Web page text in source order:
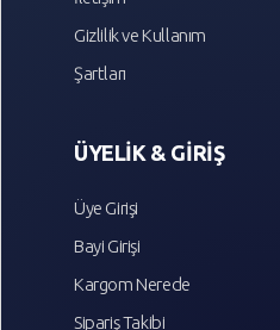
Gizlilik ve Kullanım
Şartları
ÜYELİK & GİRİŞ
Üye Girişi
Bayi Girişi
Kargom Nerede
Sipariş Takibi